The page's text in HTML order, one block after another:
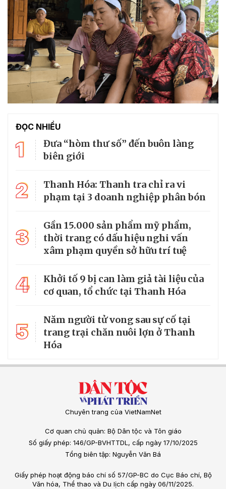
ĐỌC NHIỀU
1
Đưa “hòm thư số” đến buôn làng
biên giới
2
Thanh Hóa: Thanh tra chỉ ra vi
phạm tại 3 doanh nghiệp phân bón
3
Gần 15.000 sản phẩm mỹ phẩm,
thời trang có dấu hiệu nghi vấn
xâm phạm quyền sở hữu trí tuệ
4
Khởi tố 9 bị can làm giả tài liệu của
cơ quan, tổ chức tại Thanh Hóa
5
Năm người tử vong sau sự cố tại
trang trại chăn nuôi lợn ở Thanh
Hóa
Chuyên trang của VietNamNet
Cơ quan chủ quản: Bộ Dân tộc và Tôn giáo
Số giấy phép: 146/GP-BVHTTDL, cấp ngày 17/10/2025
Tổng biên tập: Nguyễn Văn Bá
Giấy phép hoạt động báo chí số 57/GP-BC do Cục Báo chí, Bộ
Văn hóa, Thể thao và Du lịch cấp ngày 06/11/2025.